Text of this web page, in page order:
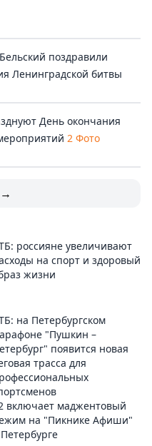
поздравили
Ленинградской битвы
День окончания
2 Фото
россияне увеличивают
на спорт и здоровый
жизни
на Петербургском
"Пушкин –
появится новая
трасса для
включает маджентовый
на "Пикнике Афиши"